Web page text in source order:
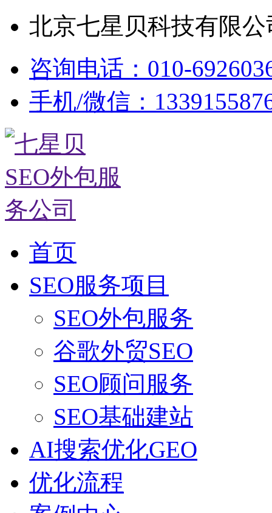
北京七星贝科技有限
咨询电话：010-
手机/微信：
首页
SEO服务项目
SEO外包服务
谷歌外贸SEO
SEO顾问服务
SEO基础建站
AI搜索优化GEO
优化流程